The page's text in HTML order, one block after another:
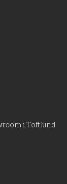
i Toftlund